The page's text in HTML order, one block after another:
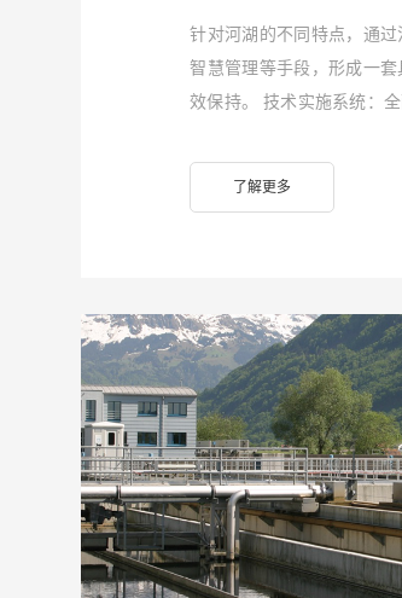
针对河湖的不同特点，通
智慧管理等手段，形成一
效保持。 技术实施系统：
了解更多